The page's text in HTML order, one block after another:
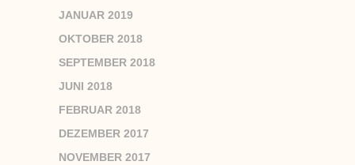
JANUAR 2019
OKTOBER 2018
SEPTEMBER 2018
JUNI 2018
FEBRUAR 2018
DEZEMBER 2017
NOVEMBER 2017